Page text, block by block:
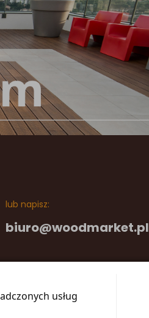
usług
lub napisz:
biuro@woodmarket.pl